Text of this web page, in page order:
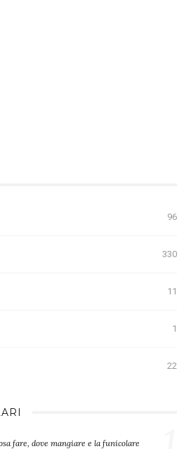
96
330
11
1
22
fare, dove mangiare e la funicolare